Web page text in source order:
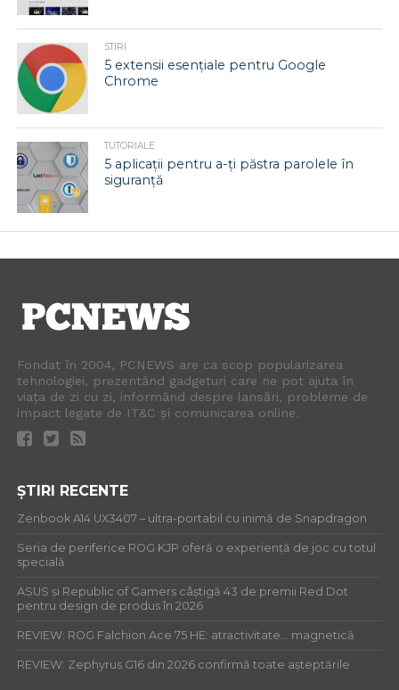
STIRI
5 extensii esențiale pentru Google
Chrome
TUTORIALE
5 aplicații pentru a-ți păstra parolele în
siguranță
Fondat în 2004, PCNEWS are ca scop popularizarea
tehnologiei, prezentând gadgeturi care ne pot ajuta în
viața de zi cu zi, informând despre lansări, probleme de
impact legate de IT&C și comunicarea online.
ȘTIRI RECENTE
Zenbook A14 UX3407 – ultra-portabil cu inimă de Snapdragon
Seria de periferice ROG KJP oferă o experiență de joc cu totul
specială
ASUS și Republic of Gamers câștigă 43 de premii Red Dot
pentru design de produs în 2026
REVIEW: ROG Falchion Ace 75 HE: atractivitate… magnetică
REVIEW: Zephyrus G16 din 2026 confirmă toate așteptările